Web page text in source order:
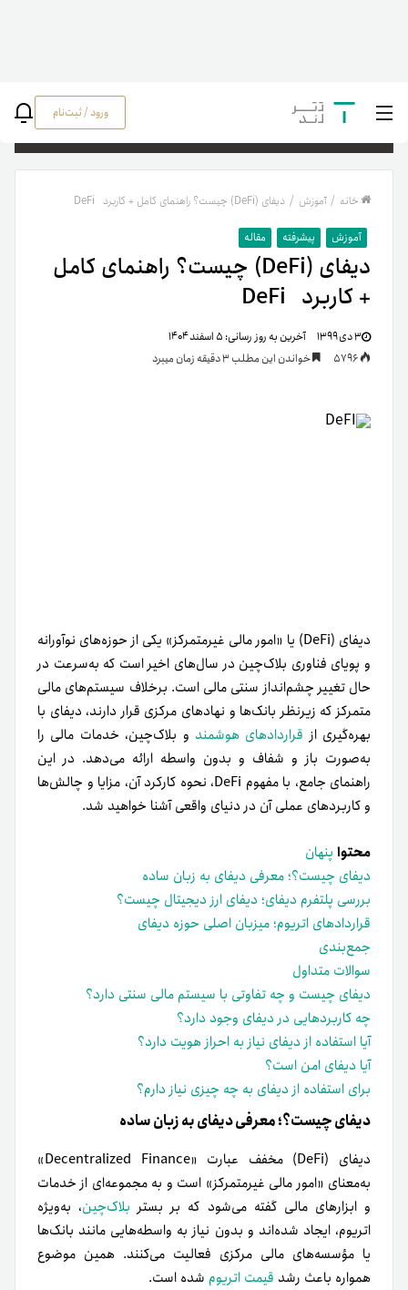
ورود / ثبت‌نام
خانه / آموزش / دیفای (DeFi) چیست؟ راهنمای کامل + کاربرد DeFi
آموزش پیشرفته مقاله
دیفای (DeFi) چیست؟ راهنمای کامل
+ کاربرد DeFi
۳ دی ۱۳۹۹ آخرین به روز رسانی: ۵ اسفند ۱۴۰۴
خواندن این مطلب 3 دقیقه زمان میبرد
دیفای (DeFi) یا «امور مالی غیرمتمرکز» یکی از حوزه‌های نوآورانه‌
و پویای فناوری بلاک‌چین در سال‌های اخیر است که به‌سرعت در
حال تغییر چشم‌انداز سنتی مالی است. برخلاف سیستم‌های مالی
متمرکز که زیرنظر بانک‌ها و نهادهای مرکزی قرار دارند، دیفای با
بهره‌گیری از قراردادهای هوشمند و بلاک‌چین، خدمات مالی را
به‌صورت باز و شفاف و بدون واسطه ارائه می‌دهد. در این
راهنمای جامع، با مفهوم DeFi، نحوه کارکرد آن، مزایا و چالش‌ها
و کاربردهای عملی آن در دنیای واقعی آشنا خواهید شد.
محتوا پنهان
دیفای چیست؟؛ معرفی دیفای به زبان ساده
بررسی پلتفرم دیفای؛ دیفای ارز دیجیتال چیست؟
قراردادهای اتریوم؛ میزبان اصلی حوزه دیفای
جمع‌بندی
سوالات متداول
دیفای چیست و چه تفاوتی با سیستم مالی سنتی دارد؟
چه کاربردهایی در دیفای وجود دارد؟
آیا استفاده از دیفای نیاز به احراز هویت دارد؟
آیا دیفای امن است؟
برای استفاده از دیفای به چه چیزی نیاز دارم؟
دیفای چیست؟؛ معرفی دیفای به زبان ساده
دیفای (DeFi) مخفف عبارت «Decentralized Finance»
به‌معنای «امور مالی غیرمتمرکز» است و به مجموعه‌ای از خدمات
و ابزارهای مالی گفته می‌شود که بر بستر بلاک‌چین، به‌ویژه
اتریوم، ایجاد شده‌اند و بدون نیاز به واسطه‌هایی مانند بانک‌ها
یا مؤسسه‌های مالی مرکزی فعالیت می‌کنند. همین موضوع
همواره باعث رشد قیمت اتریوم شده است.